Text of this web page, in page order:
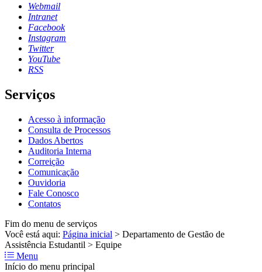
Webmail
Intranet
Facebook
Instagram
Twitter
YouTube
RSS
Serviços
Acesso à informação
Consulta de Processos
Dados Abertos
Auditoria Interna
Correição
Comunicação
Ouvidoria
Fale Conosco
Contatos
Fim do menu de serviços
Você está aqui: Página inicial > Departamento de Gestão de
Assistência Estudantil > Equipe
Menu
Início do menu principal